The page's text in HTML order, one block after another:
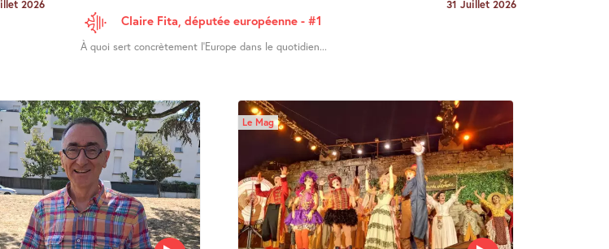
2026 31 Juillet 2026
Claire Fita, députée européenne - #1
À quoi sert concrètement l’Europe dans le quotidien...
Le Mag